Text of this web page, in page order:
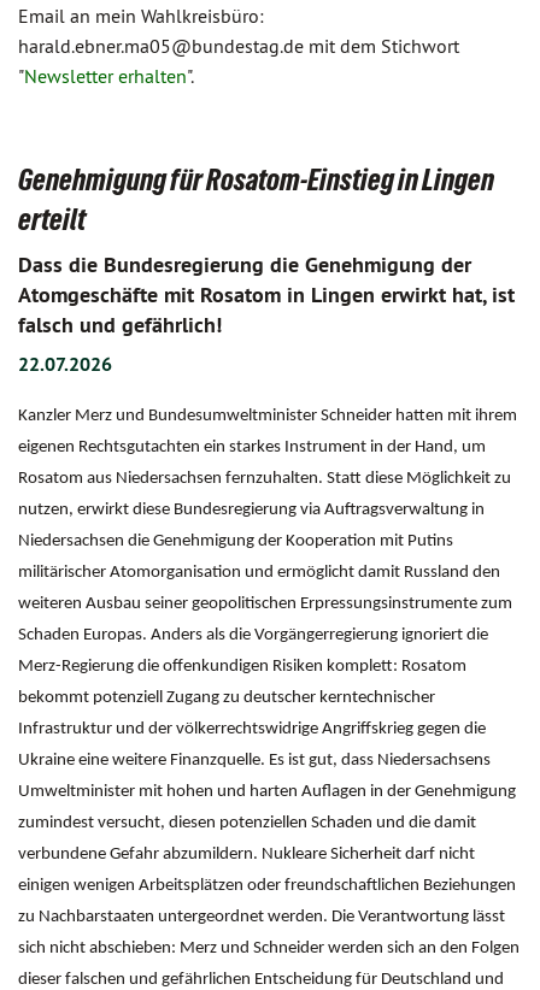
Email an mein Wahlkreisbüro:
harald.ebner.ma05@bundestag.de mit dem Stichwort
"Newsletter erhalten".
Genehmigung für Rosatom-Einstieg in Lingen
erteilt
Dass die Bundesregierung die Genehmigung der
Atomgeschäfte mit Rosatom in Lingen erwirkt hat, ist
falsch und gefährlich!
22.07.2026
Kanzler Merz und Bundesumweltminister Schneider hatten mit ihrem
eigenen Rechtsgutachten ein starkes Instrument in der Hand, um
Rosatom aus Niedersachsen fernzuhalten. Statt diese Möglichkeit zu
nutzen, erwirkt diese Bundesregierung via Auftragsverwaltung in
Niedersachsen die Genehmigung der Kooperation mit Putins
militärischer Atomorganisation und ermöglicht damit Russland den
weiteren Ausbau seiner geopolitischen Erpressungsinstrumente zum
Schaden Europas. Anders als die Vorgängerregierung ignoriert die
Merz-Regierung die offenkundigen Risiken komplett: Rosatom
bekommt potenziell Zugang zu deutscher kerntechnischer
Infrastruktur und der völkerrechtswidrige Angriffskrieg gegen die
Ukraine eine weitere Finanzquelle. Es ist gut, dass Niedersachsens
Umweltminister mit hohen und harten Auflagen in der Genehmigung
zumindest versucht, diesen potenziellen Schaden und die damit
verbundene Gefahr abzumildern. Nukleare Sicherheit darf nicht
einigen wenigen Arbeitsplätzen oder freundschaftlichen Beziehungen
zu Nachbarstaaten untergeordnet werden. Die Verantwortung lässt
sich nicht abschieben: Merz und Schneider werden sich an den Folgen
dieser falschen und gefährlichen Entscheidung für Deutschland und